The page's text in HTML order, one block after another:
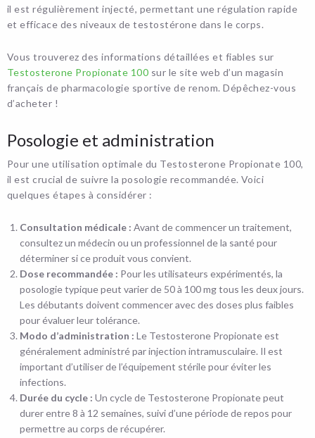
il est régulièrement injecté, permettant une régulation rapide
et efficace des niveaux de testostérone dans le corps.
Vous trouverez des informations détaillées et fiables sur
Testosterone Propionate 100 sur le site web d’un magasin
français de pharmacologie sportive de renom. Dépêchez-vous
d’acheter !
Posologie et administration
Pour une utilisation optimale du Testosterone Propionate 100,
il est crucial de suivre la posologie recommandée. Voici
quelques étapes à considérer :
Consultation médicale : Avant de commencer un traitement,
consultez un médecin ou un professionnel de la santé pour
déterminer si ce produit vous convient.
Dose recommandée : Pour les utilisateurs expérimentés, la
posologie typique peut varier de 50 à 100 mg tous les deux jours.
Les débutants doivent commencer avec des doses plus faibles
pour évaluer leur tolérance.
Modo d’administration : Le Testosterone Propionate est
généralement administré par injection intramusculaire. Il est
important d’utiliser de l’équipement stérile pour éviter les
infections.
Durée du cycle : Un cycle de Testosterone Propionate peut
durer entre 8 à 12 semaines, suivi d’une période de repos pour
permettre au corps de récupérer.